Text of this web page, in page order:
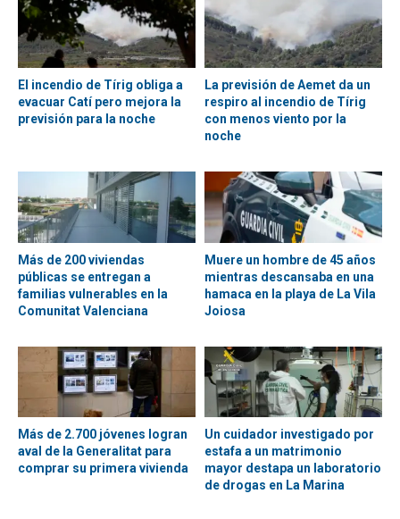
El incendio de Tírig obliga a
evacuar Catí pero mejora la
previsión para la noche
La previsión de Aemet da un
respiro al incendio de Tírig
con menos viento por la
noche
Más de 200 viviendas
públicas se entregan a
familias vulnerables en la
Comunitat Valenciana
Muere un hombre de 45 años
mientras descansaba en una
hamaca en la playa de La Vila
Joiosa
Más de 2.700 jóvenes logran
aval de la Generalitat para
comprar su primera vivienda
Un cuidador investigado por
estafa a un matrimonio
mayor destapa un laboratorio
de drogas en La Marina